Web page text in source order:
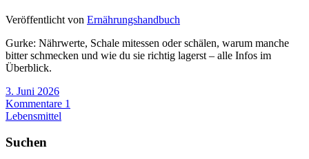
Veröffentlicht von Ernährungshandbuch
Gurke: Nährwerte, Schale mitessen oder schälen, warum manche
bitter schmecken und wie du sie richtig lagerst – alle Infos im
Überblick.
3. Juni 2026
Kommentare 1
Lebensmittel
Suchen